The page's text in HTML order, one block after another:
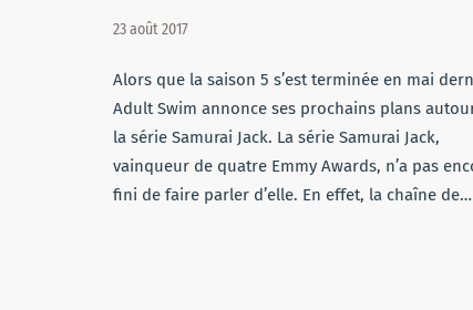
23 août 2017
Alors que la saison 5 s’est terminée en mai
Adult Swim annonce ses prochains plans
la série Samurai Jack. La série Samurai Jack,
vainqueur de quatre Emmy Awards, n’a pas
fini de faire parler d’elle. En effet, la chaîne de…